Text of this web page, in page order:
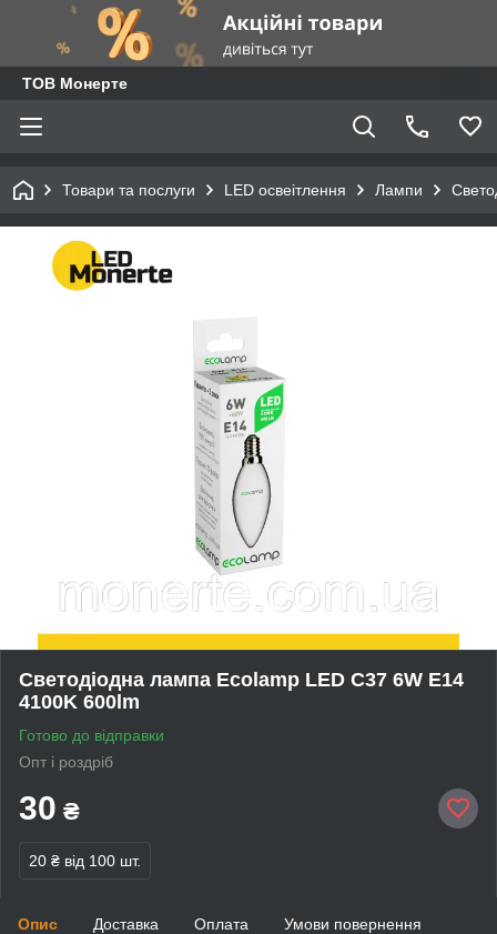
ТОВ Монерте
Товари та послуги LED освеітлення Лампи
Cветодіодна лампа Ecolamp LED C37 6W E14
4100K 600lm
Готово до відправки
Опт і роздріб
30 ₴
20 ₴ від 100 шт.
Опис Доставка Оплата Умови повернення